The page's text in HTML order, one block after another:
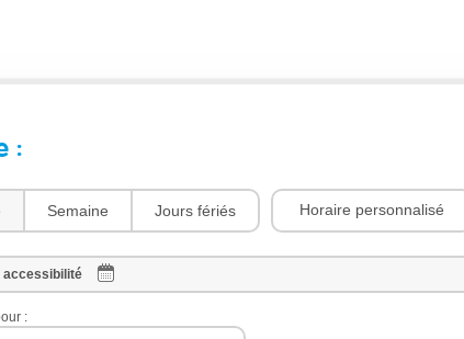
:
Semaine Jours fériés Horaire personnalisé
accessibilité
: